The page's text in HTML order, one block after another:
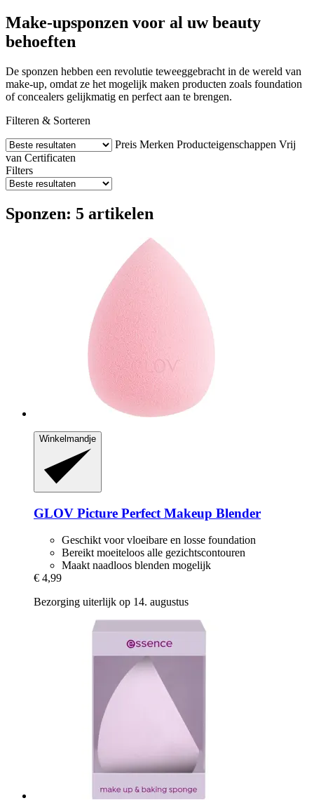
Make-upsponzen voor al uw beauty
behoeften
De sponzen hebben een revolutie teweeggebracht in de wereld van
make-up, omdat ze het mogelijk maken producten zoals foundation
of concealers gelijkmatig en perfect aan te brengen.
Filteren & Sorteren
Preis Merken Producteigenschappen Vrij
van Certificaten
Filters
Sponzen: 5 artikelen
Winkelmandje
GLOV Picture Perfect Makeup Blender
Geschikt voor vloeibare en losse foundation
Bereikt moeiteloos alle gezichtscontouren
Maakt naadloos blenden mogelijk
€ 4,99
Bezorging uiterlijk op 14. augustus